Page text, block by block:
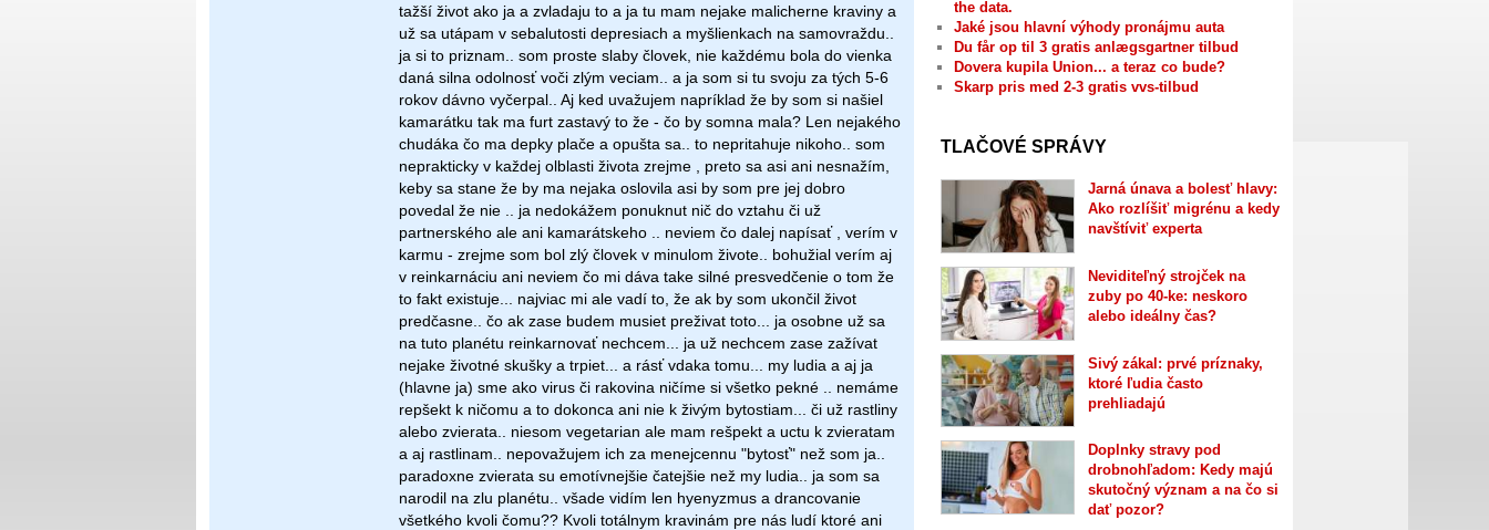
tažší život ako ja a zvladaju to a ja tu mam nejake malicherne kraviny a
už sa utápam v sebalutosti depresiach a myšlienkach na samovraždu..
ja si to priznam.. som proste slaby človek, nie každému bola do vienka
daná silna odolnosť voči zlým veciam.. a ja som si tu svoju za tých 5-6
rokov dávno vyčerpal.. Aj ked uvažujem napríklad že by som si našiel
kamarátku tak ma furt zastavý to že - čo by somna mala? Len nejakého
chudáka čo ma depky plače a opušta sa.. to nepritahuje nikoho.. som
neprakticky v každej olblasti života zrejme , preto sa asi ani nesnažím,
keby sa stane že by ma nejaka oslovila asi by som pre jej dobro
povedal že nie .. ja nedokážem ponuknut nič do vztahu či už
partnerského ale ani kamarátskeho .. neviem čo dalej napísať , verím v
karmu - zrejme som bol zlý človek v minulom živote.. bohužial verím aj
v reinkarnáciu ani neviem čo mi dáva take silné presvedčenie o tom že
to fakt existuje... najviac mi ale vadí to, že ak by som ukončil život
predčasne.. čo ak zase budem musiet preživat toto... ja osobne už sa
na tuto planétu reinkarnovať nechcem... ja už nechcem zase zažívat
nejake životné skušky a trpiet... a rásť vdaka tomu... my ludia a aj ja
(hlavne ja) sme ako virus či rakovina ničíme si všetko pekné .. nemáme
repšekt k ničomu a to dokonca ani nie k živým bytostiam... či už rastliny
alebo zvierata.. niesom vegetarian ale mam rešpekt a uctu k zvieratam
a aj rastlinam.. nepovažujem ich za menejcennu "bytosť" než som ja..
paradoxne zvierata su emotívnejšie čatejšie než my ludia.. ja som sa
narodil na zlu planétu.. všade vidím len hyenyzmus a drancovanie
všetkého kvoli čomu?? Kvoli totálnym kravinám pre nás ludí ktoré ani
the data.
Jaké jsou hlavní výhody pronájmu auta
Du får op til 3 gratis anlægsgartner tilbud
Dovera kupila Union... a teraz co bude?
Skarp pris med 2-3 gratis vvs-tilbud
TLAČOVÉ SPRÁVY
Jarná únava a bolesť hlavy:
Ako rozlíšiť migrénu a kedy
navštíviť experta
Neviditeľný strojček na
zuby po 40-ke: neskoro
alebo ideálny čas?
Sivý zákal: prvé príznaky,
ktoré ľudia často
prehliadajú
Doplnky stravy pod
drobnohľadom: Kedy majú
skutočný význam a na čo si
dať pozor?